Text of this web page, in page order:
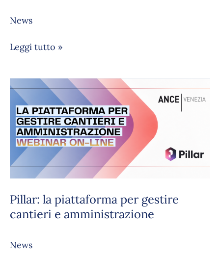
News
Leggi tutto »
Pillar: la piattaforma per gestire
cantieri e amministrazione
News
Pillar:
piattaforma
per
gestire
cantieri
e
amministrazione